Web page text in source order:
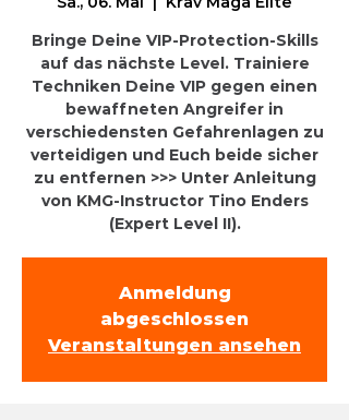
Bringe Deine VIP-Protection-Skills
auf das nächste Level. Trainiere
Techniken Deine VIP gegen einen
bewaffneten Angreifer in
verschiedensten Gefahrenlagen zu
verteidigen und Euch beide sicher
zu entfernen >>> Unter Anleitung
von KMG-Instructor Tino Enders
(Expert Level II).
Anmeldung
abgeschlossen
Veranstaltungen ansehen